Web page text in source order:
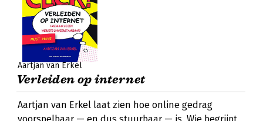
Aartjan van Erkel
Verleiden op internet
Aartjan van Erkel laat zien hoe online gedrag